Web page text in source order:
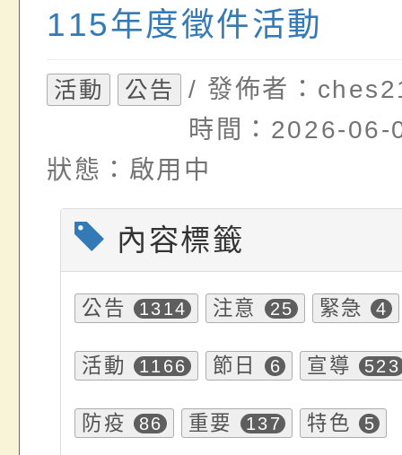
請，請查照。
祝活動」海報電子檔
位協助鼓勵所屬同仁
關（構）、學校、民
名參加，請查照
員退休所得重審後實
算器」，公立學校退
亦可利用
115年度徵件活動
活動 公告
/ 發佈者：
時間：2026-06-
狀態：啟用中
內容標籤
公告 1314 注意 25 緊急 4
活動 1166 節日 6 宣導 523
防疫 86 重要 137 特色 5